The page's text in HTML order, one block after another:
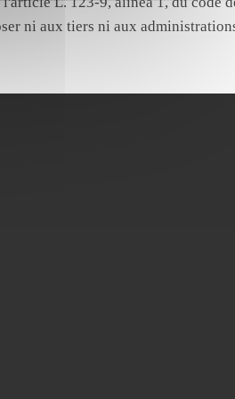
ni aux tiers ni aux